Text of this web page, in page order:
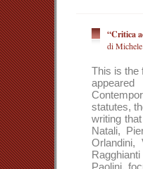
“Critica
di
This is the
statutes,
writing
Natali,
Orlandini,
Paolini,